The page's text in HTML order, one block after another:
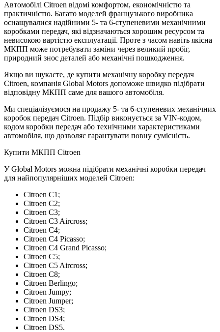
Автомобілі Citroen відомі комфортом, економічністю та
практичністю. Багато моделей французького виробника
оснащувалися надійними 5- та 6-ступеневими механічними
коробками передач, які відзначаються хорошим ресурсом та
невисокою вартістю експлуатації. Проте з часом навіть якісна
МКПП може потребувати заміни через великий пробіг,
природний знос деталей або механічні пошкодження.
Якщо ви шукаєте, де купити механічну коробку передач
Citroen, компанія Global Motors допоможе швидко підібрати
відповідну МКПП саме для вашого автомобіля.
Ми спеціалізуємося на продажу 5- та 6-ступеневих механічних
коробок передач Citroen. Підбір виконується за VIN-кодом,
кодом коробки передач або технічними характеристиками
автомобіля, що дозволяє гарантувати повну сумісність.
Купити МКПП Citroen
У Global Motors можна підібрати механічні коробки передач
для найпопулярніших моделей Citroen:
Citroen C1;
Citroen C2;
Citroen C3;
Citroen C3 Aircross;
Citroen C4;
Citroen C4 Picasso;
Citroen C4 Grand Picasso;
Citroen C5;
Citroen C5 Aircross;
Citroen C8;
Citroen Berlingo;
Citroen Jumpy;
Citroen Jumper;
Citroen DS3;
Citroen DS4;
Citroen DS5.